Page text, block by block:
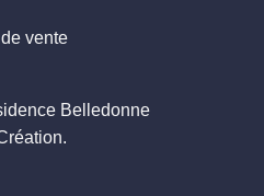
vente
Belledonne